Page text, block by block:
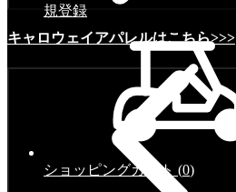
キャロウェイアパレルはこちら>>>
規登録
ショッピングカート (0)